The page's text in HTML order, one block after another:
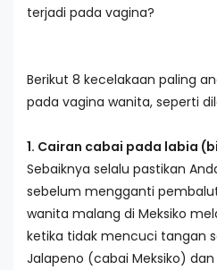
terjadi pada vagina?
Berikut 8 kecelakaan paling
pada vagina wanita, seperti
1. Cairan cabai pada labia
Sebaiknya selalu pastikan
sebelum mengganti
wanita malang di Meksiko
ketika tidak mencuci tangan
Jalapeno (cabai Meksiko)